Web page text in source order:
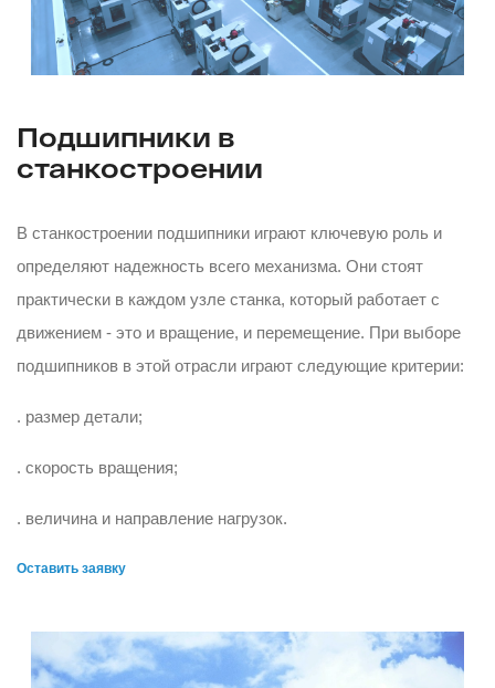
Подшипники в
станкостроении
В станкостроении подшипники играют ключевую роль и
определяют надежность всего механизма. Они стоят
практически в каждом узле станка, который работает с
движением - это и вращение, и перемещение. При выборе
подшипников в этой отрасли играют следующие критерии:
. размер детали;
. скорость вращения;
. величина и направление нагрузок.
Оставить заявку